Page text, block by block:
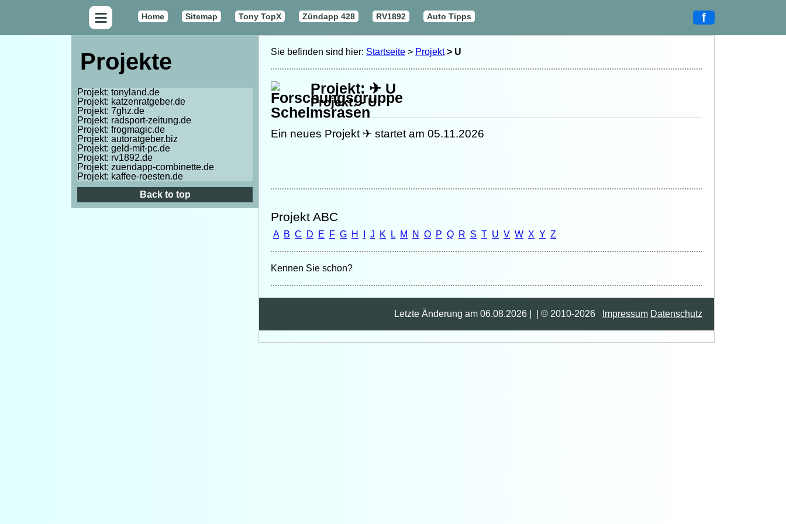
f
≡ Home Sitemap Tony TopX Zündapp 428 RV1892 Auto Tipps
Projekte
Projekt: tonyland.de
Projekt: katzenratgeber.de
Projekt: 7ghz.de
Projekt: radsport-zeitung.de
Projekt: frogmagic.de
Projekt: autoratgeber.biz
Projekt: geld-mit-pc.de
Projekt: rv1892.de
Projekt: zuendapp-combinette.de
Projekt: kaffee-roesten.de
Back to top
Sie befinden sind hier: Startseite > Projekt> U
Projekt: ✈ U
Projekt: - U
Ein neues Projekt ✈ startet am 05.11.2026
Projekt ABC
A B C D E F G H J K L M N O P Q R S T U V W X Y Z
Kennen Sie schon?
Letzte Änderung am 06.08.2026 | | © 2010-2026 Impressum Datenschutz